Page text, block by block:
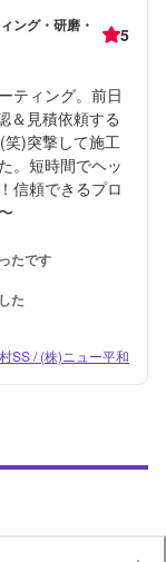
ング・研磨・
5
ティング。前日
＆見積依頼する
)突撃して施工
。短時間でヘッ
信頼できるプロ
たです
た
SS / (株)ニュー平和